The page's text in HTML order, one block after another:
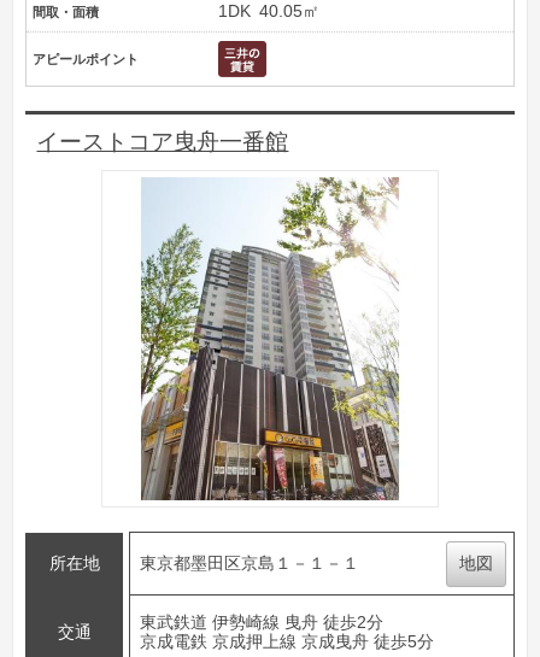
間取・面積 1DK 40.05㎡
アピールポイント
イーストコア曳舟一番館
所在地 東京都墨田区京島１－１－１ 地図
交通
東武鉄道 伊勢崎線 曳舟 徒歩2分
京成電鉄 京成押上線 京成曳舟 徒歩5分